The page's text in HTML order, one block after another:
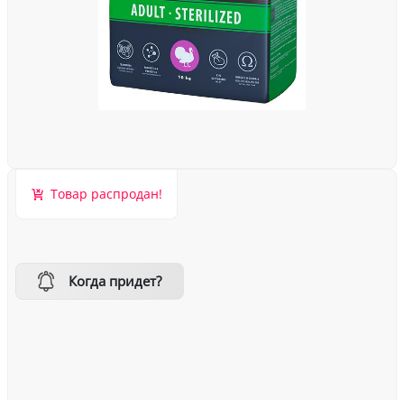
Товар распродан!
Когда придет?